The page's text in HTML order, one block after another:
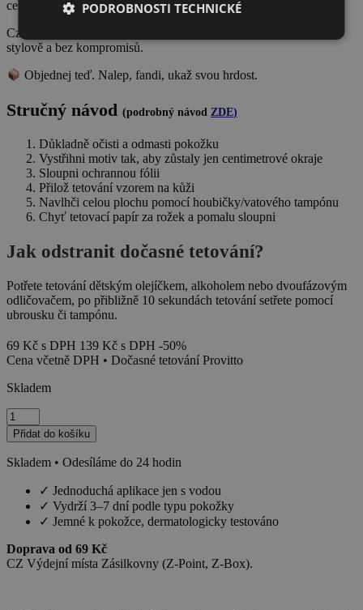
cesty – ať každý vidí, odkud jsi.
Czech Spirit je nejjednodušší způsob, jak ukázat lásku k Česku –
stylově a bez kompromisů.
Objednej teď. Nalep, fandi, ukaž svou hrdost.
Stručný návod (podrobný návod ZDE)
Důkladně očisti a odmasti pokožku
Vystřihni motiv tak, aby zůstaly jen centimetrové okraje
Sloupni ochrannou fólii
Přilož tetování vzorem na kůži
Navlhči celou plochu pomocí houbičky/vatového tampónu
Chyť tetovací papír za rožek a pomalu sloupni
Jak odstranit dočasné tetování?
Potřete tetování dětským olejíčkem, alkoholem nebo dvoufázovým
odličovačem, po přibližně 10 sekundách tetování setřete pomocí
ubrousku či tampónu.
69 Kč s DPH 139 Kč s DPH -50%
Cena včetně DPH • Dočasné tetování Provitto
Skladem
Czech
Spirit
množství
Přidat do košíku
Skladem • Odesíláme do 24 hodin
✓ Jednoduchá aplikace jen s vodou
✓ Vydrží 3–7 dní podle typu pokožky
✓ Jemné k pokožce, dermatologicky testováno
Doprava od 69 Kč
CZ Výdejní místa Zásilkovny (Z-Point, Z-Box).
PODROBNOSTI TECHNICKÉ